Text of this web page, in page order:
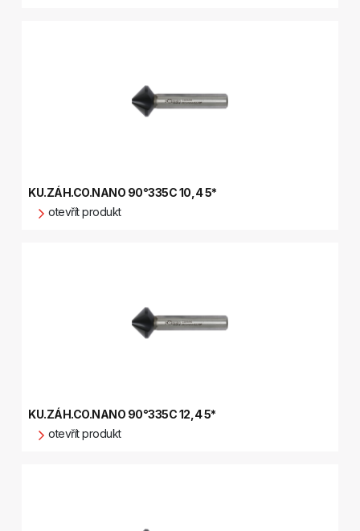
KU.ZÁH.CO.NANO 90°335C 10,4 5*
otevřít produkt
KU.ZÁH.CO.NANO 90°335C 12,4 5*
otevřít produkt